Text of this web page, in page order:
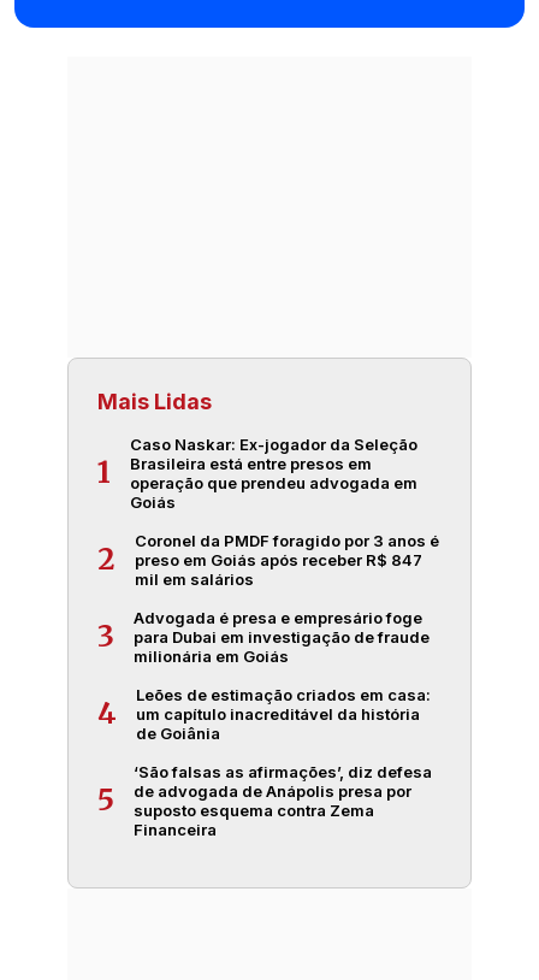
Mais Lidas
1
Caso Naskar: Ex-jogador da Seleção
Brasileira está entre presos em
operação que prendeu advogada em
Goiás
2
Coronel da PMDF foragido por 3 anos é
preso em Goiás após receber R$ 847
mil em salários
3
Advogada é presa e empresário foge
para Dubai em investigação de fraude
milionária em Goiás
4
Leões de estimação criados em casa:
um capítulo inacreditável da história
de Goiânia
5
‘São falsas as afirmações’, diz defesa
de advogada de Anápolis presa por
suposto esquema contra Zema
Financeira